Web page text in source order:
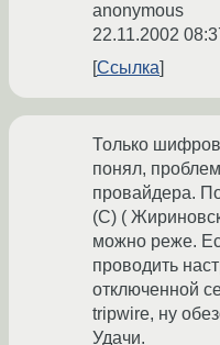
anonymous
22.11.2002
Ссылка
Только
понял,
провайдера.
(С) (
можно реже.
проводить
отключенной
tripwire, ну
Удачи.